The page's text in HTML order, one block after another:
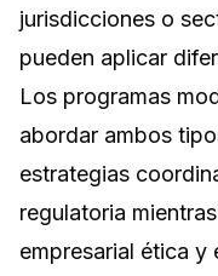
jurisdicciones o
pueden aplicar
Los programas
abordar ambos
estrategias
regulatoria
empresarial ética y